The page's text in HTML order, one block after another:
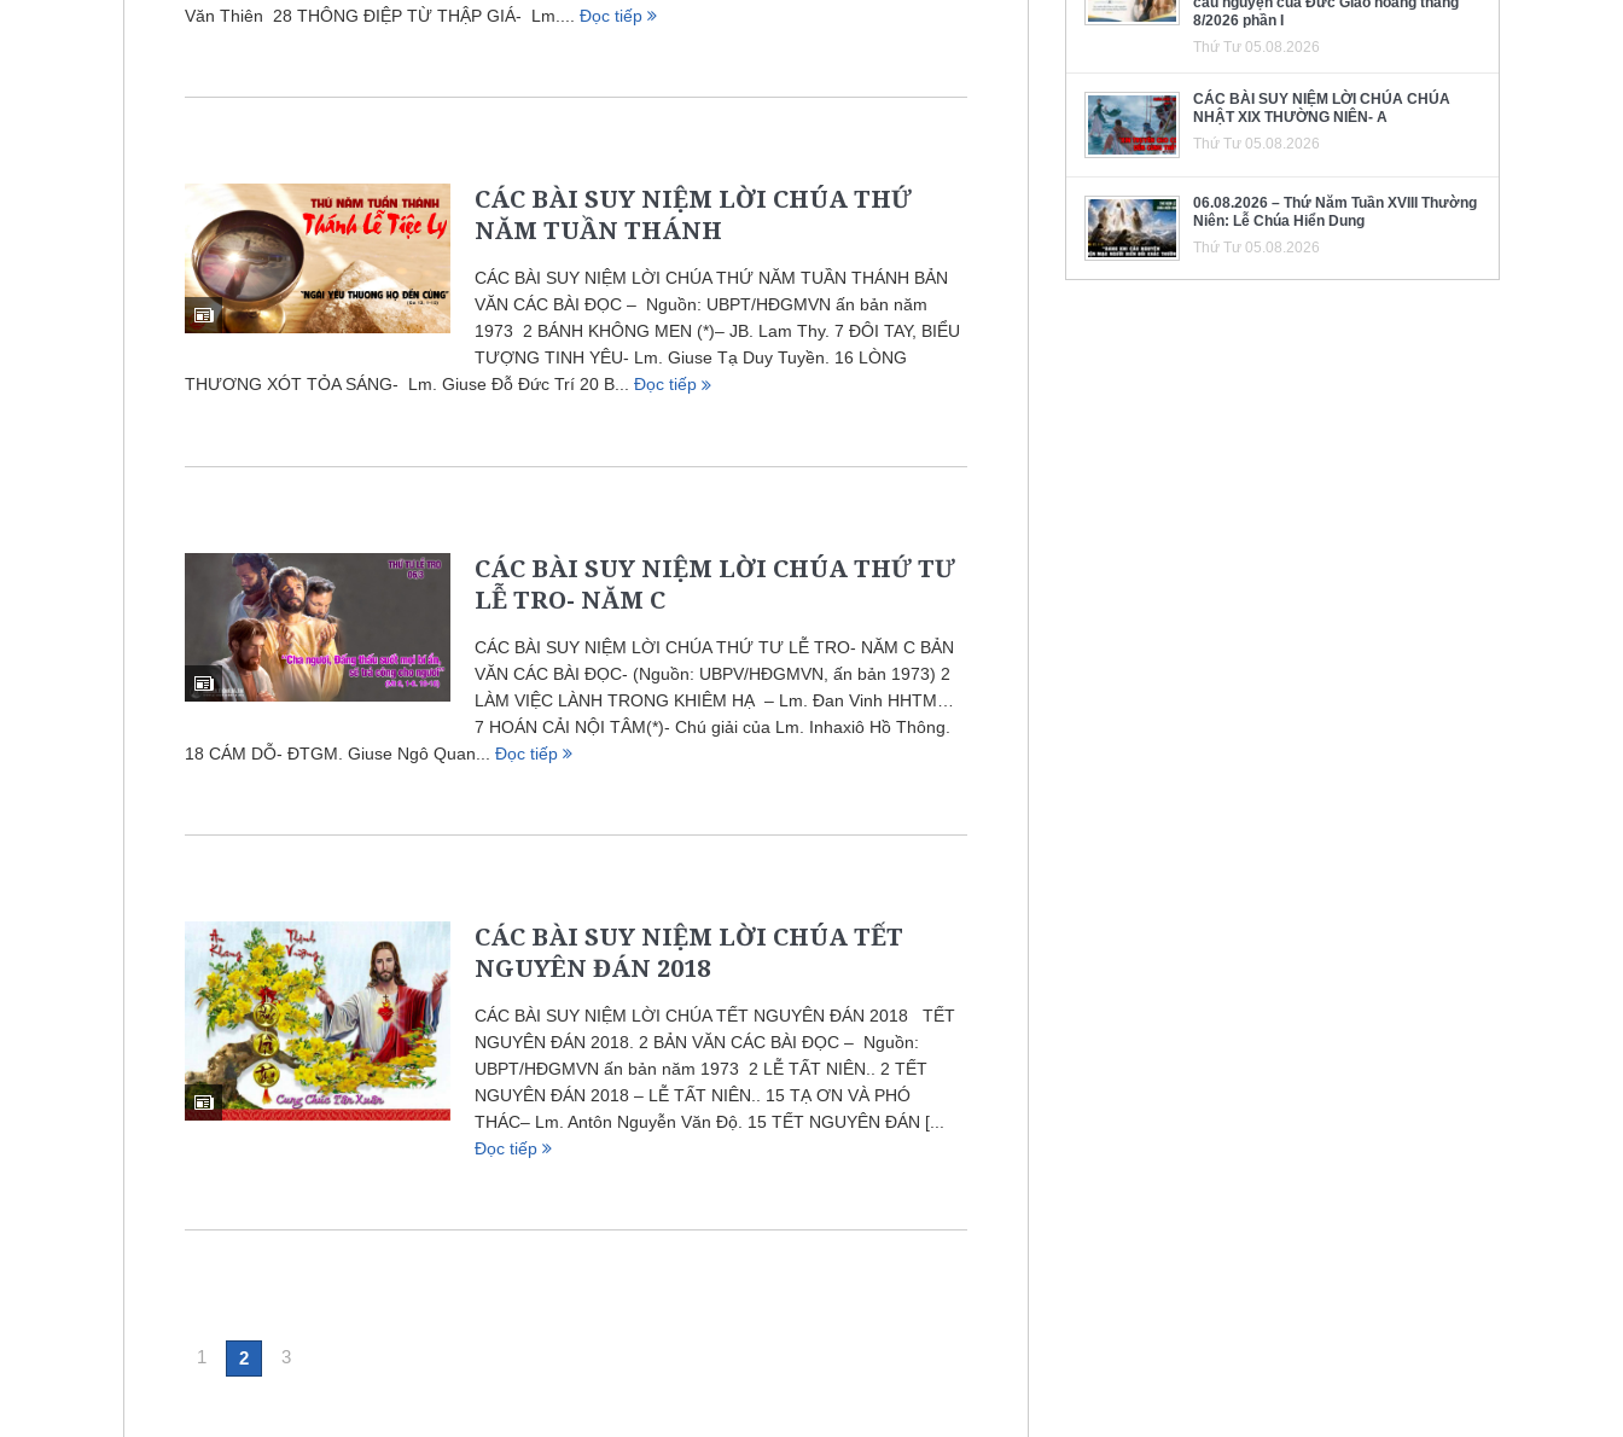
Văn Thiên 28 THÔNG ĐIỆP TỪ THẬP GIÁ- Lm.... Đọc tiếp
CÁC BÀI SUY NIỆM LỜI CHÚA THỨ
NĂM TUẦN THÁNH
CÁC BÀI SUY NIỆM LỜI CHÚA THỨ NĂM TUẦN THÁNH BẢN
VĂN CÁC BÀI ĐỌC – Nguồn: UBPT/HĐGMVN ấn bản năm
1973 2 BÁNH KHÔNG MEN (*)– JB. Lam Thy. 7 ĐÔI TAY, BIỂU
TƯỢNG TINH YÊU- Lm. Giuse Tạ Duy Tuyền. 16 LÒNG
THƯƠNG XÓT TỎA SÁNG- Lm. Giuse Đỗ Đức Trí 20 B... Đọc tiếp
CÁC BÀI SUY NIỆM LỜI CHÚA THỨ TƯ
LỄ TRO- NĂM C
CÁC BÀI SUY NIỆM LỜI CHÚA THỨ TƯ LỄ TRO- NĂM C BẢN
VĂN CÁC BÀI ĐỌC- (Nguồn: UBPV/HĐGMVN, ấn bản 1973) 2
LÀM VIỆC LÀNH TRONG KHIÊM HẠ – Lm. Đan Vinh HHTM…
7 HOÁN CẢI NỘI TÂM(*)- Chú giải của Lm. Inhaxiô Hồ Thông.
18 CÁM DỖ- ĐTGM. Giuse Ngô Quan... Đọc tiếp
CÁC BÀI SUY NIỆM LỜI CHÚA TẾT
NGUYÊN ĐÁN 2018
CÁC BÀI SUY NIỆM LỜI CHÚA TẾT NGUYÊN ĐÁN 2018 TẾT
NGUYÊN ĐÁN 2018. 2 BẢN VĂN CÁC BÀI ĐỌC – Nguồn:
UBPT/HĐGMVN ấn bản năm 1973 2 LỄ TẤT NIÊN.. 2 TẾT
NGUYÊN ĐÁN 2018 – LỄ TẤT NIÊN.. 15 TẠ ƠN VÀ PHÓ
THÁC– Lm. Antôn Nguyễn Văn Độ. 15 TẾT NGUYÊN ĐÁN [...
Đọc tiếp
1 2 3
8/2026 phần I
Thứ Tư 05.08.2026
CÁC BÀI SUY NIỆM LỜI CHÚA CHÚA
NHẬT XIX THƯỜNG NIÊN- A
Thứ Tư 05.08.2026
06.08.2026 – Thứ Năm Tuần XVIII Thường
Niên: Lễ Chúa Hiển Dung
Thứ Tư 05.08.2026